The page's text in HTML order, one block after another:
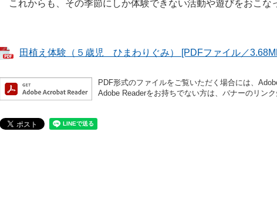
これからも、その季節にしか体験できない活動や遊びをおこな
田植え体験（５歳児 ひまわりぐみ） [PDFファイル／
PDF形式のファイルをご覧いただく場合には、
Adobe Readerをお持ちでない方は、バナーのリン